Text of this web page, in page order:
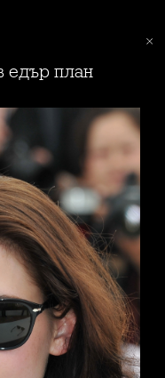
едър план